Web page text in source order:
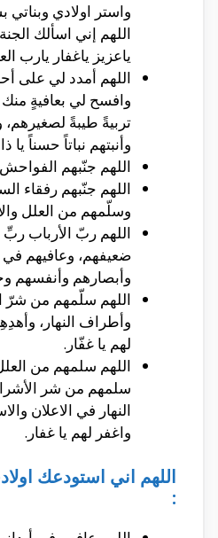
واستر اولادي
اللهم إني اسألك
ياعزيز ياغفار يارب
اللهم أمدد لي على
وافسح لي بعافيةٍ
تربيةً طيبةً
وأنبتهم نباتاً حسناً يا
اللهم جنّبهم
اللهم جنّبهم رفقاء
وسلّمهم من العلل
اللهم ربّ الأرباب
ضعيفهم، وعافيهم في
وأبصارهم وأنفسهم
اللهم سلّمهم من شرّ
وأطراف النهار،
لهم يا غفّار.
اللهم سلمهم من
سلمهم من شر
النهار في الاعلان
واغفر لهم يا غفار.
اللهم اني استودعك
: